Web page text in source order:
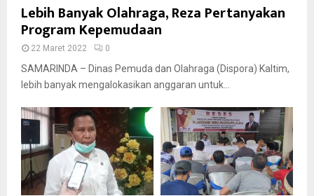
Lebih Banyak Olahraga, Reza Pertanyakan
Program Kepemudaan
22 Maret 2022 0
SAMARINDA – Dinas Pemuda dan Olahraga (Dispora) Kaltim,
lebih banyak mengalokasikan anggaran untuk...